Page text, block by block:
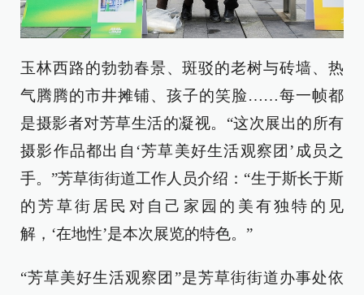
玉林西路的勃勃春景、斑驳的老树与砖墙、热
气腾腾的市井摊铺、孩子的笑脸……每一帧都
是摄影者对芳草生活的凝视。“这次展出的所有
摄影作品都出自‘芳草美好生活观察团’成员之
手。”芳草街街道工作人员介绍：“生于斯长于斯
的芳草街居民对自己家园的美有独特的见
解，‘在地性’是本次展览的特色。”
“芳草美好生活观察团”是芳草街街道办事处依